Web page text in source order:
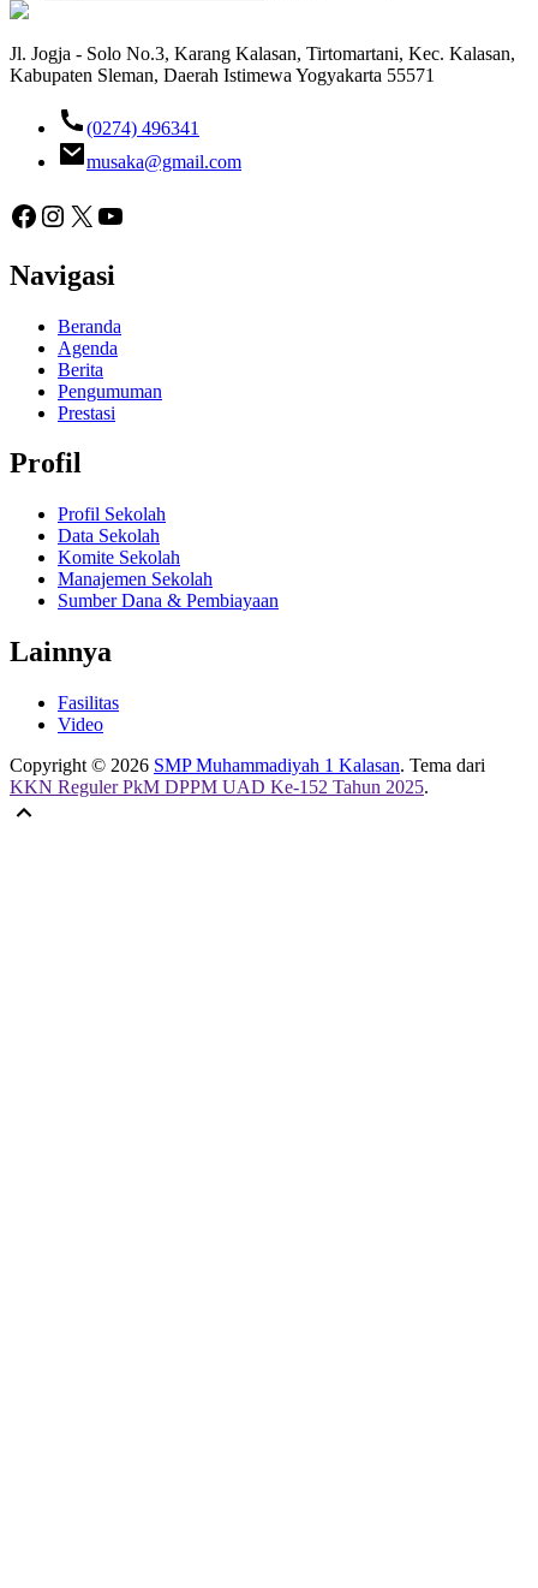
Jl. Jogja - Solo No.3, Karang Kalasan, Tirtomartani, Kec. Kalasan,
Kabupaten Sleman, Daerah Istimewa Yogyakarta 55571
(0274) 496341
musaka@gmail.com
Facebook
Instagram
X YouTube
Navigasi
Beranda
Agenda
Berita
Pengumuman
Prestasi
Profil
Profil Sekolah
Data Sekolah
Komite Sekolah
Manajemen Sekolah
Sumber Dana & Pembiayaan
Lainnya
Fasilitas
Video
Copyright © 2026 SMP Muhammadiyah 1 Kalasan. Tema dari
KKN Reguler PkM DPPM UAD Ke-152 Tahun 2025.